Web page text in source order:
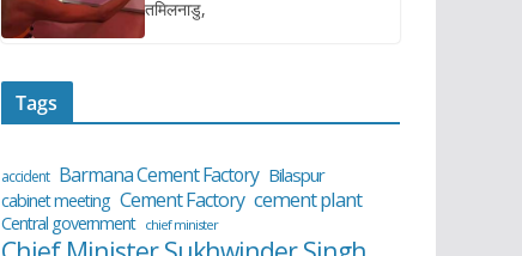
तमिलनाडु,
Tags
accident Barmana Cement Factory Bilaspur
cabinet meeting Cement Factory cement plant
Central government chief minister